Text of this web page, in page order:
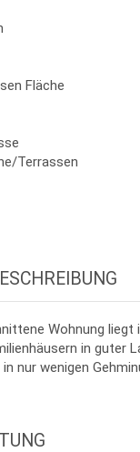
Fläche
Terrassen
Wohnung liegt
in guter
nur wenigen